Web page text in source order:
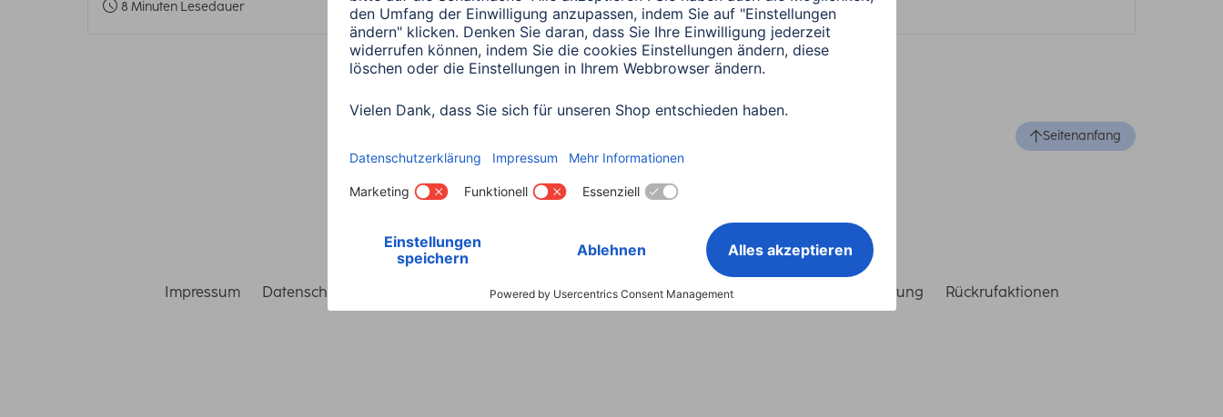
8 Minuten Lesedauer 1 Minuten Lesedauer
Seitenanfang
Land wählen
Impressum Datenschutz Garantiebestimmungen Konformitätserklärungen Barrierefreiheitserklärung Rückrufaktionen